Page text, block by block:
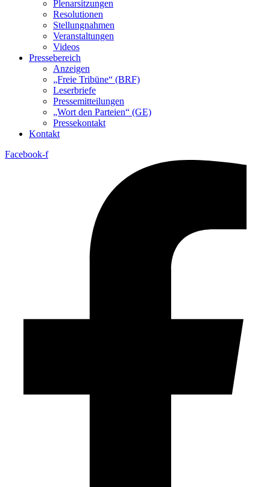
Plenarsitzungen
Resolutionen
Stellungnahmen
Veranstaltungen
Videos
Pressebereich
Anzeigen
„Freie Tribüne“ (BRF)
Leserbriefe
Pressemitteilungen
„Wort den Parteien“ (GE)
Pressekontakt
Kontakt
Facebook-f